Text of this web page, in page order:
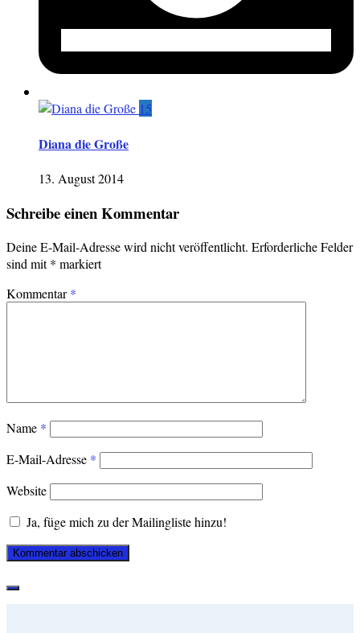
15
Diana die Große
13. August 2014
Schreibe einen Kommentar
Deine E-Mail-Adresse wird nicht veröffentlicht. Erforderliche Felder
sind mit* markiert
Kommentar*
Name *
E-Mail-Adresse *
Website
Ja, füge mich zu der Mailingliste hinzu!